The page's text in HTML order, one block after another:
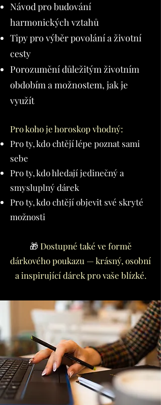
Návod pro budování
harmonických vztahů
Tipy pro výběr povolání a životní
cesty
Porozumění důležitým životním
obdobím a možnostem, jak je
využít
Pro koho je horoskop vhodný:
Pro ty, kdo chtějí lépe poznat sami
sebe
Pro ty, kdo hledají jedinečný a
smysluplný dárek
Pro ty, kdo chtějí objevit své skryté
možnosti
🎁 Dostupné také ve formě
dárkového poukazu — krásný, osobní
a inspirující dárek pro vaše blízké.